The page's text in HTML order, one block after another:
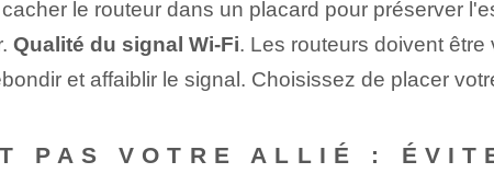
le routeur dans un placard pour préserver
Qualité du signal Wi-Fi. Les routeurs doivent
et affaiblir le signal. Choisissez de placer
PAS VOTRE ALLIÉ :